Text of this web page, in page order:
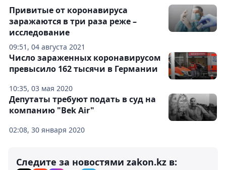
09:51, 04 августа 2021
Привитые от коронавируса
заражаются в три раза реже –
исследование
10:35, 03 мая 2020
Число зараженных коронавирусом
превысило 162 тысячи в Германии
02:08, 30 января 2020
Депутаты требуют подать в суд на
компанию "Bek Air"
Следите за новостями zakon.kz в: